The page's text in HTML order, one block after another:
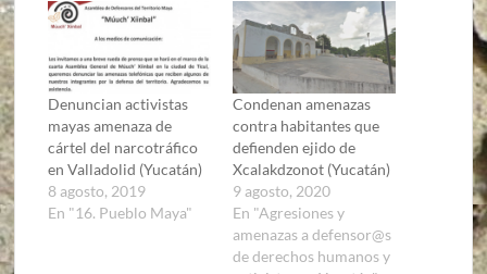
Denuncian activistas
mayas amenaza de
cártel del narcotráfico
en Valladolid (Yucatán)
8 agosto, 2019
En "16. Pueblo Maya"
Condenan amenazas
contra habitantes que
defienden ejido de
Xcalakdzonot (Yucatán)
9 agosto, 2020
En "Agresiones y
amenazas a defensor@s
de derechos humanos y